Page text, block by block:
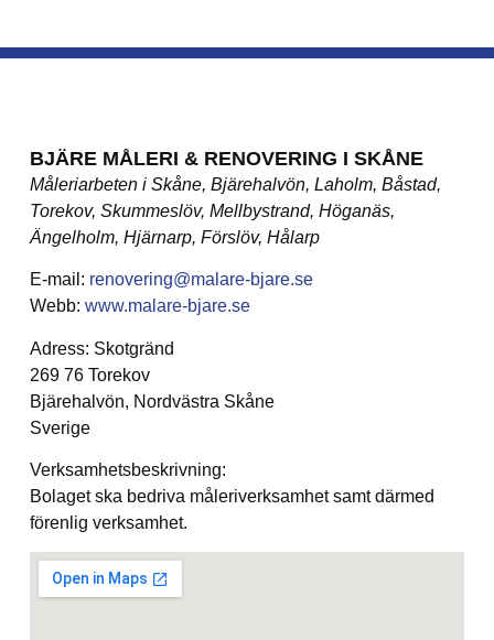
BJÄRE MÅLERI & RENOVERING I SKÅNE
Måleriarbeten i Skåne, Bjärehalvön, Laholm, Båstad,
Torekov, Skummeslöv, Mellbystrand, Höganäs,
Ängelholm, Hjärnarp, Förslöv, Hålarp
E-mail: renovering@malare-bjare.se
Webb: www.malare-bjare.se
Adress: Skotgränd
269 76 Torekov
Bjärehalvön, Nordvästra Skåne
Sverige
Verksamhetsbeskrivning:
Bolaget ska bedriva måleriverksamhet samt därmed
förenlig verksamhet.